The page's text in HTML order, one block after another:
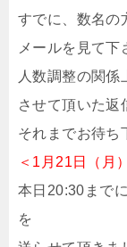
すでに、数名の
メールを見て
人数調整の関
させて頂いた返
それまでお待ち
＜1月21日（月
本日20:30まで
を